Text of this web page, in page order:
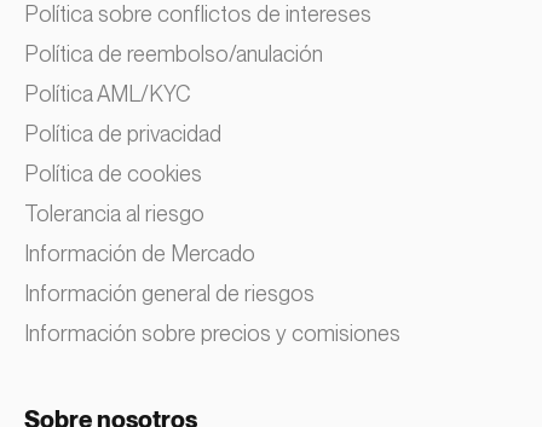
Política sobre conflictos de intereses
Política de reembolso/anulación
Política AML/KYC
Política de privacidad
Política de cookies
Tolerancia al riesgo
Información de Mercado
Información general de riesgos
Información sobre precios y comisiones
Sobre nosotros